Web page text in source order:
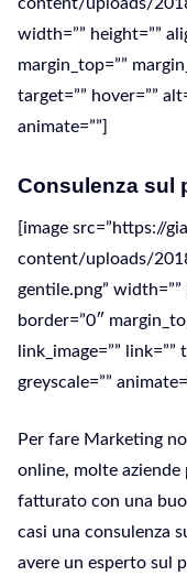
width=”” height=””
margin_top=””
target=”” hover=””
animate=””]
Consulenza sul
[image src=”https://
content/uploads/
gentile.png” width=””
border=”0″
link_image=”” link=””
greyscale=””
Per fare Marketing
online, molte
fatturato con una
casi una consulenza
avere un esperto sul